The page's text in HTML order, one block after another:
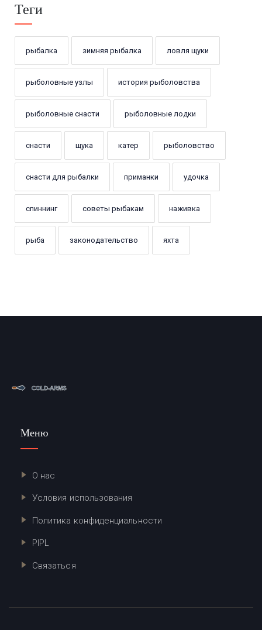
Теги
рыбалка зимняя рыбалка ловля щуки
рыболовные узлы история рыболовства
рыболовные снасти рыболовные лодки
снасти щука катер рыболовство
снасти для рыбалки приманки удочка
спиннинг советы рыбакам наживка
рыба законодательство яхта
Меню
О нас
Условия использования
Политика конфиденциальности
PIPL
Связаться